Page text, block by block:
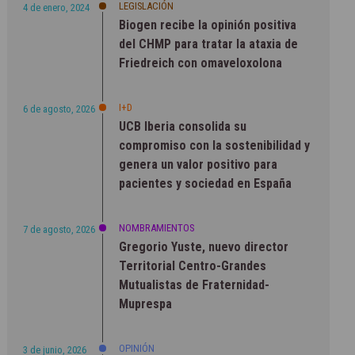
4 de enero, 2024 LEGISLACIÓN
Biogen recibe la opinión positiva
del CHMP para tratar la ataxia de
Friedreich con omaveloxolona
6 de agosto, 2026 I+D
UCB Iberia consolida su
compromiso con la sostenibilidad y
genera un valor positivo para
pacientes y sociedad en España
7 de agosto, 2026 NOMBRAMIENTOS
Gregorio Yuste, nuevo director
Territorial Centro-Grandes
Mutualistas de Fraternidad-
Muprespa
3 de junio, 2026 OPINIÓN